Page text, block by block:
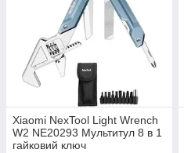
Xiaomi NexTool Light Wrench
W2 NE20293 Мультитул 8 в 1
гайковий ключ